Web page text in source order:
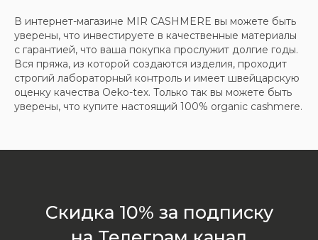
В интернет-магазине MIR CASHMERE вы можете быть
уверены, что инвестируете в качественные материалы
с гарантией, что ваша покупка прослужит долгие годы.
Вся пряжа, из которой создаются изделия, проходит
строгий лабораторный контроль и имеет швейцарскую
оценку качества Oeko-tex. Только так вы можете быть
уверены, что купите настоящий 100% organic cashmere.